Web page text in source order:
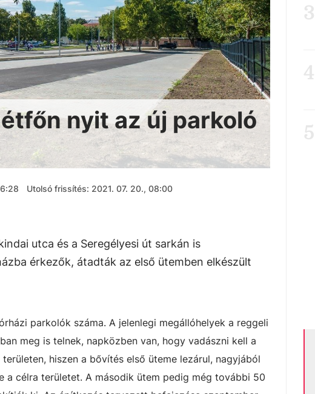
nyit az új parkoló
Utolsó frissítés: 2021. 07. 20., 08:00
utca és a Seregélyesi út sarkán is
érkezők, átadták az első ütemben elkészült
parkolók száma. A jelenlegi megállóhelyek a reggeli
meg is telnek, napközben van, hogy vadászni kell a
hiszen a bővítés első üteme lezárul, nagyjából
célra területet. A második ütem pedig még további 50
3
4
5